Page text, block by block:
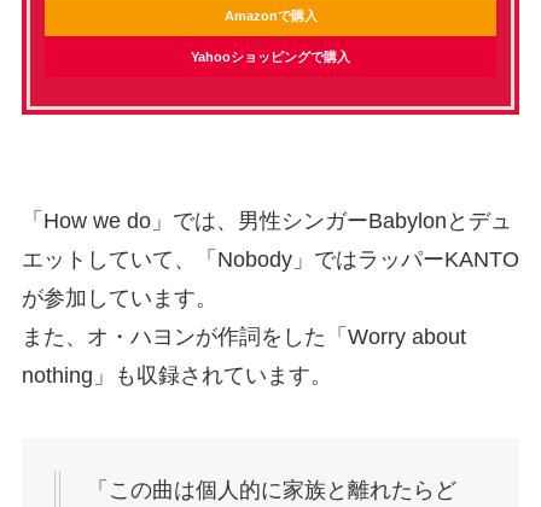
Amazonで購入
Yahooショッピングで購入
「How we do」では、男性シンガーBabylonとデュ
エットしていて、「Nobody」ではラッパーKANTO
が参加しています。
また、オ・ハヨンが作詞をした「Worry about
nothing」も収録されています。
「この曲は個人的に家族と離れたらど